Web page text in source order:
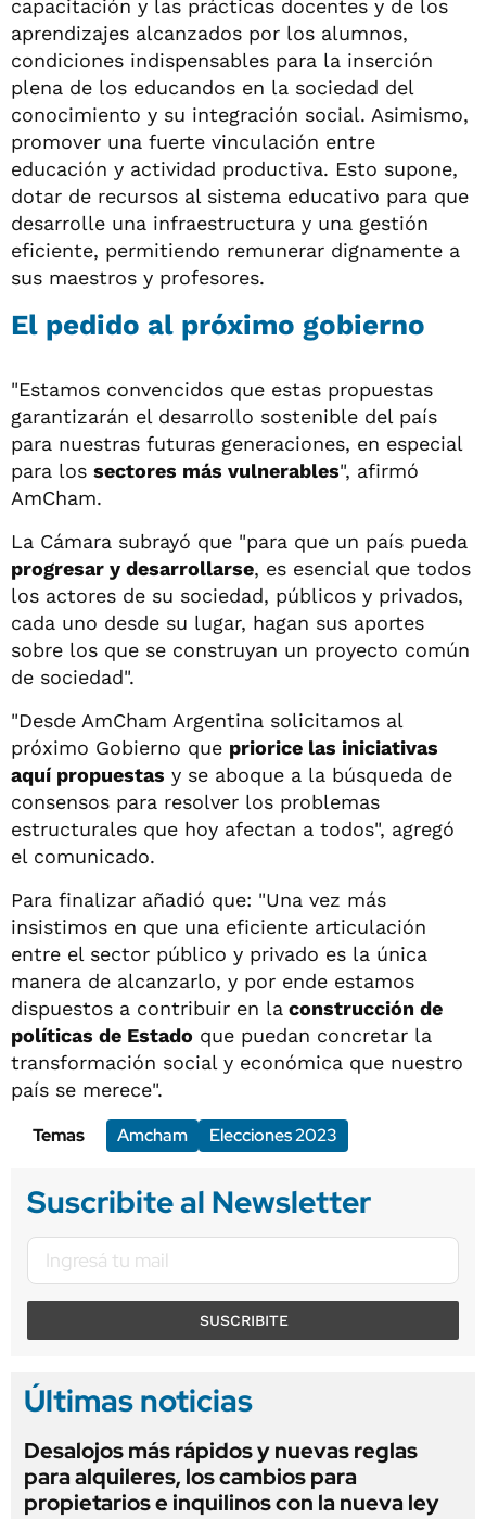
capacitación y las prácticas docentes y de los
aprendizajes alcanzados por los alumnos,
condiciones indispensables para la inserción
plena de los educandos en la sociedad del
conocimiento y su integración social. Asimismo,
promover una fuerte vinculación entre
educación y actividad productiva. Esto supone,
dotar de recursos al sistema educativo para que
desarrolle una infraestructura y una gestión
eficiente, permitiendo remunerar dignamente a
sus maestros y profesores.
El pedido al próximo gobierno
"Estamos convencidos que estas propuestas
garantizarán el desarrollo sostenible del país
para nuestras futuras generaciones, en especial
para los sectores más vulnerables", afirmó
AmCham.
La Cámara subrayó que "para que un país pueda
progresar y desarrollarse, es esencial que todos
los actores de su sociedad, públicos y privados,
cada uno desde su lugar, hagan sus aportes
sobre los que se construyan un proyecto común
de sociedad".
"Desde AmCham Argentina solicitamos al
próximo Gobierno que priorice las iniciativas
aquí propuestas y se aboque a la búsqueda de
consensos para resolver los problemas
estructurales que hoy afectan a todos", agregó
el comunicado.
Para finalizar añadió que: "Una vez más
insistimos en que una eficiente articulación
entre el sector público y privado es la única
manera de alcanzarlo, y por ende estamos
dispuestos a contribuir en la construcción de
políticas de Estado que puedan concretar la
transformación social y económica que nuestro
país se merece".
Temas
Amcham Elecciones 2023
Suscribite al Newsletter
SUSCRIBITE
Últimas noticias
Desalojos más rápidos y nuevas reglas
para alquileres, los cambios para
propietarios e inquilinos con la nueva ley